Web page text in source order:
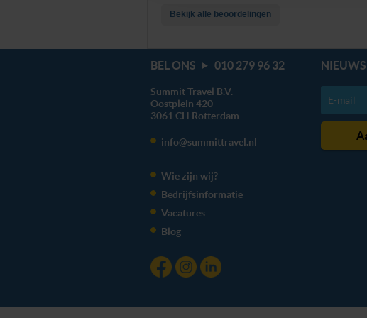
Bekijk alle beoordelingen
BEL ONS 010 279 96 32
Summit Travel B.V.
Oostplein 420
3061 CH Rotterdam
info@summittravel.nl
Wie zijn wij?
Bedrijfsinformatie
Vacatures
Blog